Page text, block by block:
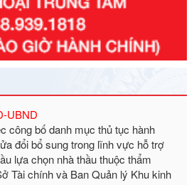
NĐ-CP
NĐ-CP của Chính phủ: Quy
quốc gia giai đoạn 2026 - 2030
công bố danh mục thủ tục hành
đổi bổ sung trong lĩnh vực hỗ trợ
lựa chọn nhà thầu thuộc thẩm
Tài chính và Ban Quản lý Khu kinh